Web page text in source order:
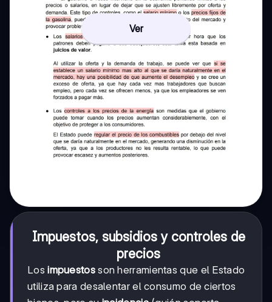
Ver
Impuestos, subsidios y controles de
precios
Losimpuestosson herramientas que el Estado
utiliza para desalentar el consumo de ciertos